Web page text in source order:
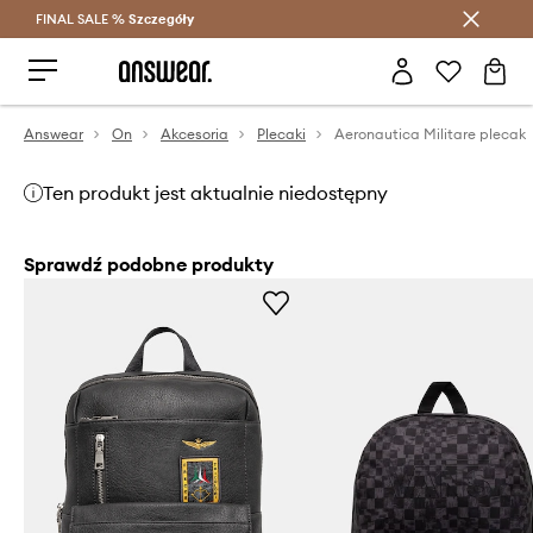
Oszczędzaj z Answear Club >
FINAL SALE % Szczegóły
Answear On Akcesoria Plecaki Aeronautica Militare plecak
Ten produkt jest aktualnie niedostępny
Sprawdź podobne produkty